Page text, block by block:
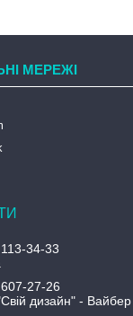
МЕРЕЖІ
34-33
27-26
"Свій дизайн" - Вайбер